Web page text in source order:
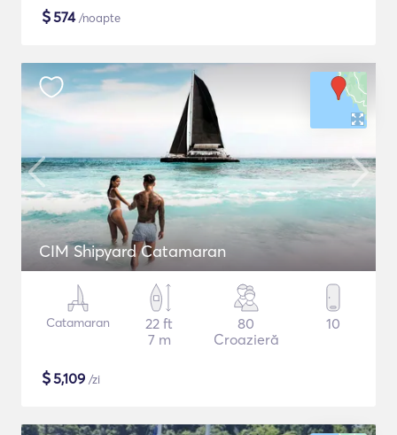
$574/noapte
CIM Shipyard Catamaran
Catamaran
22 ft
7 m
80
Croazieră
10
$5,109 /zi